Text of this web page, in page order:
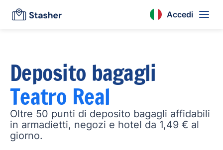
Accedi
Deposito bagagli
Teatro Real
Oltre 50 punti di deposito bagagli affidabili
in armadietti, negozi e hotel da 1,49 € al
giorno.